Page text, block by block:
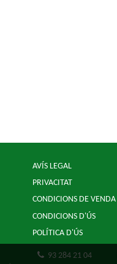
AVÍS LEGAL
PRIVACITAT
CONDICIONS DE VENDA
CONDICIONS D'ÚS
POLÍTICA D'ÚS
93 284 21 04